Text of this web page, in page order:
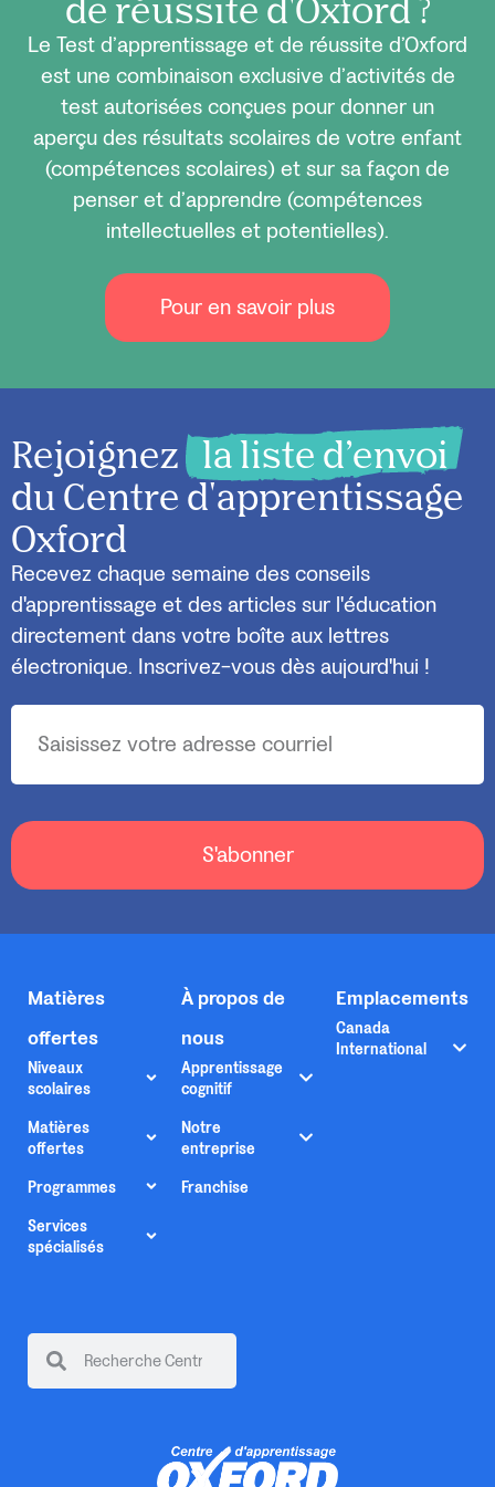
de réussite d'Oxford ?
Le Test d’apprentissage et de réussite d’Oxford
est une combinaison exclusive d’activités de
test autorisées conçues pour donner un
aperçu des résultats scolaires de votre enfant
(compétences scolaires) et sur sa façon de
penser et d’apprendre (compétences
intellectuelles et potentielles).
Pour en savoir plus
Rejoignez la liste d’envoi
du Centre d'apprentissage
Oxford
Recevez chaque semaine des conseils
d'apprentissage et des articles sur l'éducation
directement dans votre boîte aux lettres
électronique. Inscrivez-vous dès aujourd'hui !
S'abonner
Matières
offertes
Niveaux
scolaires
Matières
offertes
Programmes
Services
spécialisés
À propos de
nous
Apprentissage
cognitif
Notre
entreprise
Franchise
Emplacements
Canada
International